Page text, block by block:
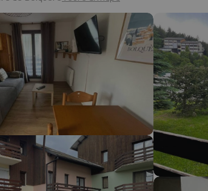
trobat resultats que coincideixin amb la teva
el nostre cercador ha perdut el nord. Quan